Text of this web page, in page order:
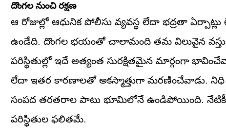
దొంగల నుంచి రక్షణ
ఆ రోజుల్లో ఆధునిక పోలీసు వ్యవస్థ లేదా భద్రతా
ఉండేది. దొంగల భయంతో చాలామంది తమ విలువైన
పరిస్థితుల్లో ఇదే అత్యంత సురక్షితమైన మార్గంగా
లేదా ఇతర కారణాలతో అకస్మాత్తుగా మరణించేవాడు.
సంపద తరతరాల పాటు భూమిలోనే ఉండిపోయింది. నేటికీ
పరిస్థితుల ఫలితమే.